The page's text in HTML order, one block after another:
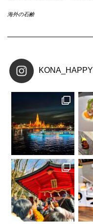
海外の石鹸
KONA_HAPPY